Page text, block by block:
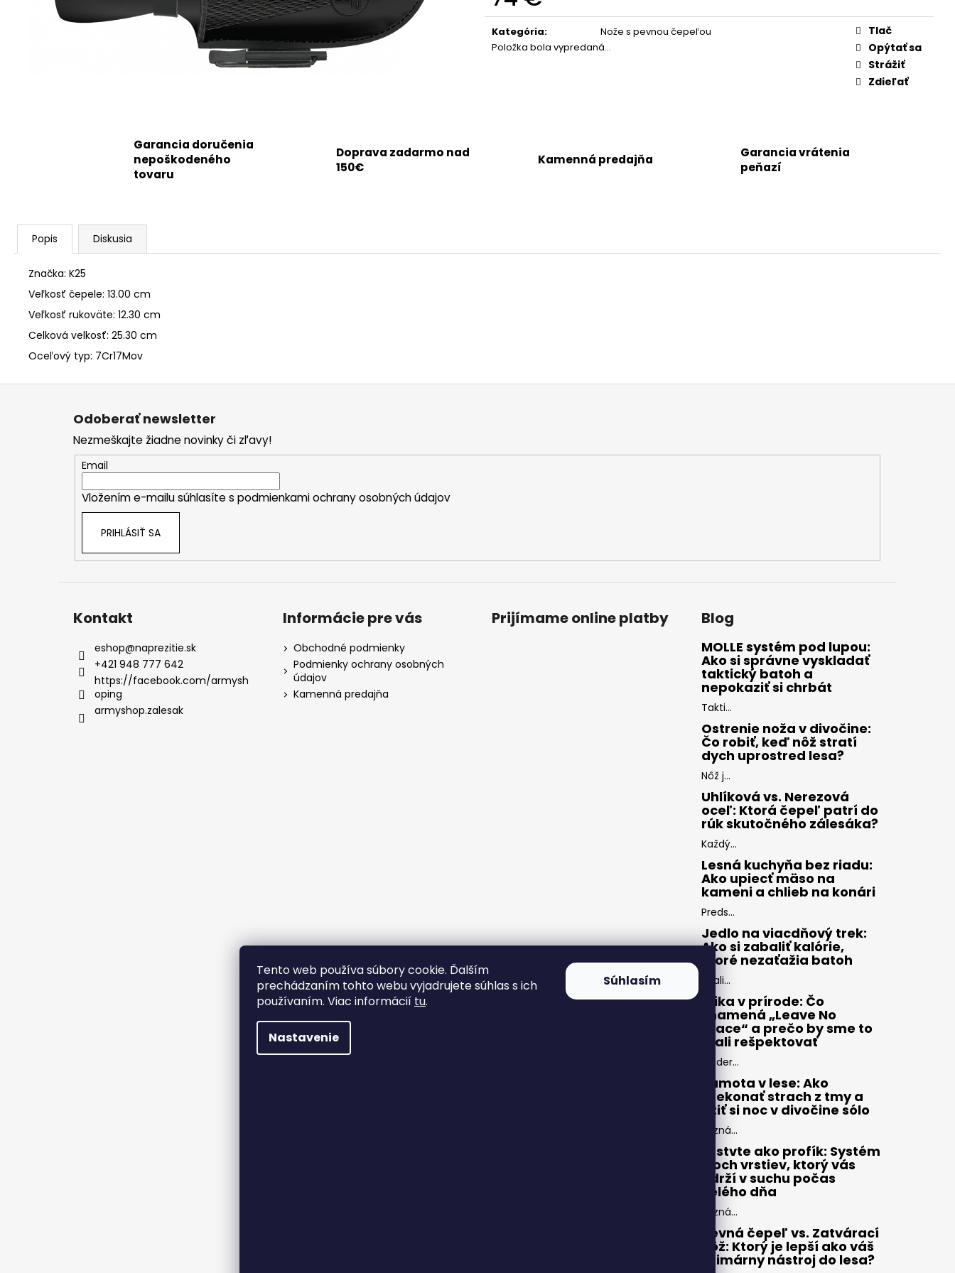
Tento web používa súbory cookie. Ďalším
prechádzaním tohto webu vyjadrujete súhlas s ich
používaním. Viac informácií tu.
Nastavenie
Súhlasím
Jednotková
cena:
Kategória:
Nože s pevnou čepeľou
Položka bola vypredaná…
Tlač
Opýtať sa
Strážiť
Zdieľať
Garancia doručenia
nepoškodeného
tovaru
Doprava zadarmo nad
150€
Kamenná predajňa
Garancia vrátenia
peňazí
Popis Diskusia
Značka: K25
Veľkosť čepele: 13.00 cm
Veľkosť rukoväte: 12.30 cm
Celková velkosť: 25.30 cm
Oceľový typ: 7Cr17Mov
Z
Odoberať newsletter
Nezmeškajte žiadne novinky či zľavy!
Email
Vložením e-mailu súhlasíte s podmienkami ochrany osobných údajov
PRIHLÁSIŤ SA
Kontakt
eshop@naprezitie.sk
+421 948 777 642
https://facebook.com/armysh
oping
armyshop.zalesak
Informácie pre vás
Obchodné podmienky
Podmienky ochrany osobných
údajov
Kamenná predajňa
Prijímame online platby Blog
MOLLE systém pod lupou:
Ako si správne vyskladať
taktický batoh a
nepokaziť si chrbát
Takti...
Ostrenie noža v divočine:
Čo robiť, keď nôž stratí
dych uprostred lesa?
Nôž j...
Uhlíková vs. Nerezová
oceľ: Ktorá čepeľ patrí do
rúk skutočného zálesáka?
Každý...
Lesná kuchyňa bez riadu:
Ako upiecť mäso na
kameni a chlieb na konári
Preds...
Jedlo na viacdňový trek:
Ako si zabaliť kalórie,
ktoré nezaťažia batoh
Zbali...
Etika v prírode: Čo
znamená „Leave No
Trace“ a prečo by sme to
mali rešpektovať
Moder...
Samota v lese: Ako
prekonať strach z tmy a
užiť si noc v divočine sólo
Pozná...
Vrstvte ako profík: Systém
troch vrstiev, ktorý vás
udrží v suchu počas
celého dňa
Pozná...
Pevná čepeľ vs. Zatvárací
nôž: Ktorý je lepší ako váš
primárny nástroj do lesa?